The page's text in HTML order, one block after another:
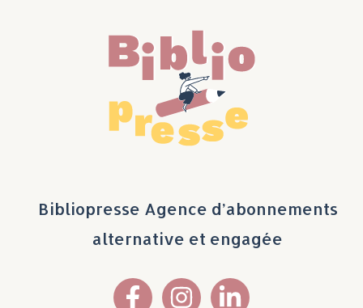
Bibliopresse Agence d’abonnements
alternative et engagée